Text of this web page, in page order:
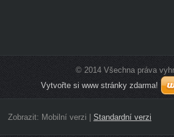
© 2014 Všechna práva
Vytvořte si www stránky zdarma!
Zobrazit: Mobilní verzi Standardní verzi